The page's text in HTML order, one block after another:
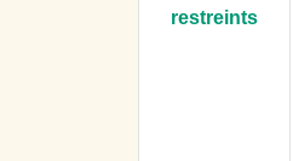
restreints